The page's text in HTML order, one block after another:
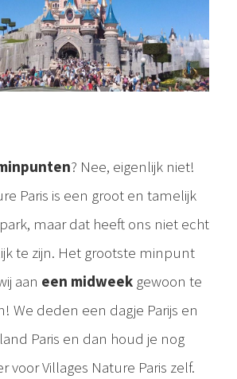
? Nee, eigenlijk niet!
Paris is een groot en tamelijk
maar dat heeft ons niet echt
te zijn. Het grootste minpunt
aan een midweek gewoon te
We deden een dagje Parijs en
Paris en dan houd je nog
voor Villages Nature Paris zelf.